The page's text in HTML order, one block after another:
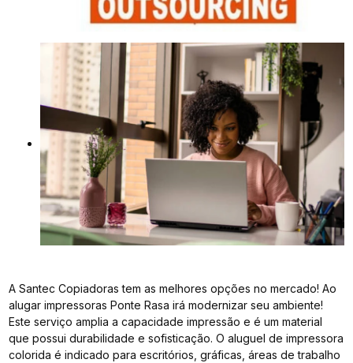
A Santec Copiadoras tem as melhores opções no mercado! Ao
alugar impressoras Ponte Rasa irá modernizar seu ambiente!
Este serviço amplia a capacidade impressão e é um material
que possui durabilidade e sofisticação. O aluguel de impressora
colorida é indicado para escritórios, gráficas, áreas de trabalho